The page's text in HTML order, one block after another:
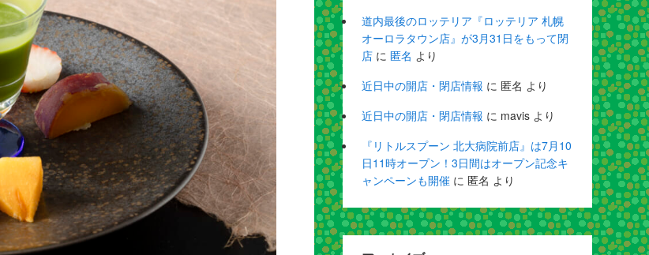
道内最後のロッテリア『ロッテリア 札幌
オーロラタウン店』が3月31日をもって閉
店 に 匿名 より
近日中の開店・閉店情報 に 匿名 より
近日中の開店・閉店情報 に mavis より
『リトルスプーン 北大病院前店』は7月10
日11時オープン！3日間はオープン記念キ
ャンペーンも開催 に 匿名 より